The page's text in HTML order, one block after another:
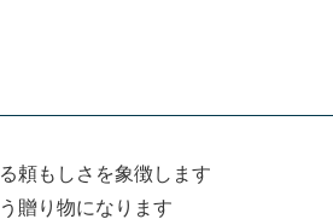
頼もしさを象徴します
贈り物になります